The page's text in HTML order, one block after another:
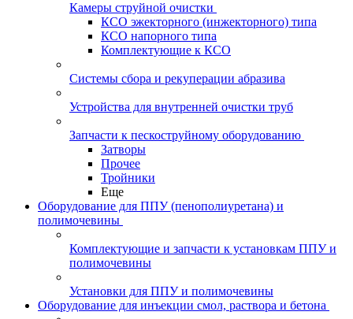
Камеры струйной очистки
КСО эжекторного (инжекторного) типа
КСО напорного типа
Комплектующие к КСО
Системы сбора и рекуперации абразива
Устройства для внутренней очистки труб
Запчасти к пескоструйному оборудованию
Затворы
Прочее
Тройники
Еще
Оборудование для ППУ (пенополиуретана) и
полимочевины
Комплектующие и запчасти к установкам ППУ и
полимочевины
Установки для ППУ и полимочевины
Оборудование для инъекции смол, раствора и бетона